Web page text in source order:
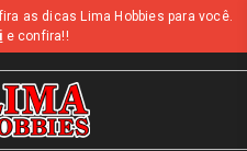
as dicas Lima Hobbies para você.
e confira!!